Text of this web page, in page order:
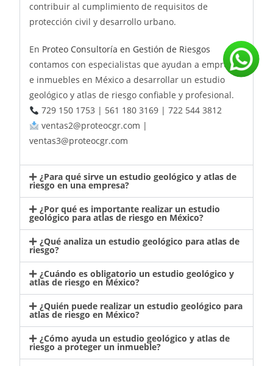
contribuir al cumplimiento de requisitos de
protección civil y desarrollo urbano.
En Proteo Consultoría en Gestión de Riesgos
contamos con especialistas que ayudan a empresas
e inmuebles en México a desarrollar un estudio
geológico y atlas de riesgo confiable y profesional.
729 150 1753 | 561 180 3169 | 722 544 3812
ventas2@proteocgr.com |
ventas3@proteocgr.com
¿Para qué sirve un estudio geológico y atlas de
riesgo en una empresa?
¿Por qué es importante realizar un estudio
geológico para atlas de riesgo en México?
¿Qué analiza un estudio geológico para atlas de
riesgo?
¿Cuándo es obligatorio un estudio geológico y
atlas de riesgo en México?
¿Quién puede realizar un estudio geológico para
atlas de riesgo en México?
¿Cómo ayuda un estudio geológico y atlas de
riesgo a proteger un inmueble?